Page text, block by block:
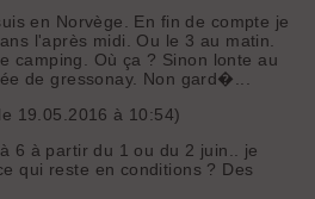
en Norvège. En fin de compte je
l'après midi. Ou le 3 au matin.
camping. Où ça ? Sinon lonte au
de gressonay. Non gard�...
19.05.2016 à 10:54)
6 à partir du 1 ou du 2 juin.. je
qui reste en conditions ? Des